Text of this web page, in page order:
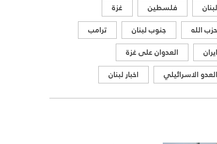
لبنان فلسطين
غزة
حزب الله
جنوب لبنان
ترامب
ايران
العدوان على غزة
العدو الاسرائيلي
اخبار لبنان